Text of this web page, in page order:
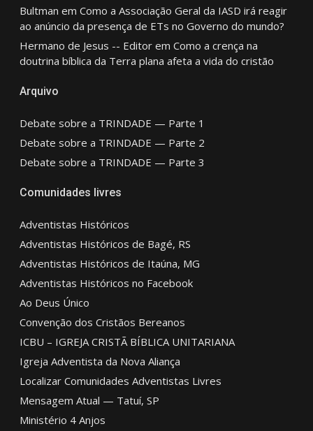
Bultman em Como a Associação Geral da IASD irá reagir
ao anúncio da presença de ETs no Governo do mundo?
Hermano de Jesus -- Editorem Como a crença na
doutrina bíblica da Terra plana afeta a vida do cristão
Arquivo
Debate sobre a TRINDADE — Parte 1
Debate sobre a TRINDADE — Parte 2
Debate sobre a TRINDADE — Parte 3
Comunidades livres
Adventistas Históricos
Adventistas Históricos de Bagé, RS
Adventistas Históricos de Itaúna, MG
Adventistas Históricos no Facebook
Ao Deus Único
Convenção dos Cristãos Bereanos
ICBU – IGREJA CRISTÃ BÍBLICA UNITARIANA
Igreja Adventista da Nova Aliança
Localizar Comunidades Adventistas Livres
Mensagem Atual — Tatuí, SP
Ministério 4 Anjos